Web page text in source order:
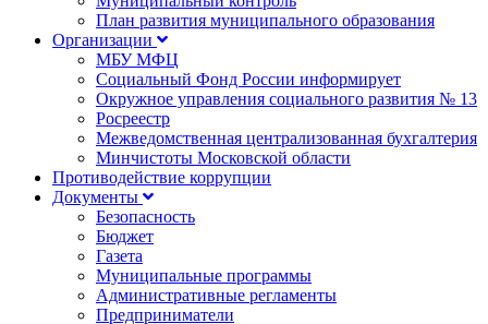
План развития муниципального образования
Организации
МБУ МФЦ
Социальный Фонд России информирует
Окружное управления социального развития № 13
Росреестр
Межведомственная централизованная бухгалтерия
Минчистоты Московской области
Противодействие коррупции
Документы
Безопасность
Бюджет
Газета
Муниципальные программы
Административные регламенты
Предприниматели